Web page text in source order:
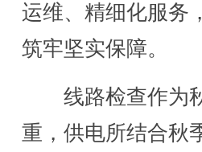
运维、精细化服务
筑牢坚实保障。
线路检查作为秋
重，供电所结合秋